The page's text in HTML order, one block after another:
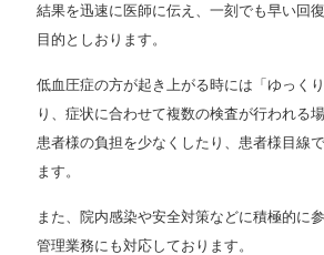
結果を迅速に医師に伝え、一刻でも早い回
目的としおります。
低血圧症の方が起き上がる時には「ゆっく
り、症状に合わせて複数の検査が行われる
患者様の負担を少なくしたり、患者様目線
ます。
また、院内感染や安全対策などに積極的に
管理業務にも対応しております。